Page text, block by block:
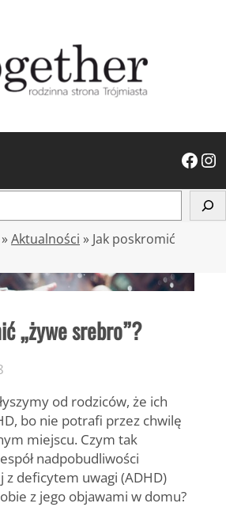
Facebook Instagram
»Aktualności » Jak poskromić
„żywe srebro”?
od rodziców, że ich
bo nie potrafi przez chwilę
miejscu. Czym tak
nadpobudliwości
z deficytem uwagi (ADHD)
z jego objawami w domu?